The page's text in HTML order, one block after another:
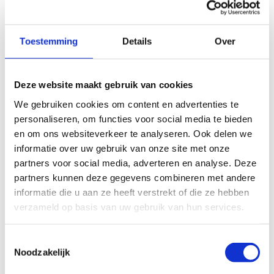
Toestemming Details Over
Deze website maakt gebruik van cookies
We gebruiken cookies om content en advertenties te
personaliseren, om functies voor social media te bieden
en om ons websiteverkeer te analyseren. Ook delen we
informatie over uw gebruik van onze site met onze
partners voor social media, adverteren en analyse. Deze
partners kunnen deze gegevens combineren met andere
informatie die u aan ze heeft verstrekt of die ze hebben
verzameld op basis van uw gebruik van hun services.
Noodzakelijk
Jouw teambuilding of sportdag
Keuze uit gewenste sporten*
Schaatsen
Skeeleren
Oriëntatieloop
Discgolf
Cricket
Actionbound
Stuntsteppen
Street racket
Ijsstokschieten